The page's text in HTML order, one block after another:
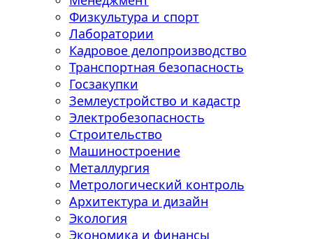
Физкультура и спорт
Лаборатории
Кадровое делопроизводство
Транспортная безопасность
Госзакупки
Землеустройство и кадастр
Электробезопасность
Строительство
Машиностроение
Металлургия
Метрологический контроль
Архитектура и дизайн
Экология
Экономика и финансы